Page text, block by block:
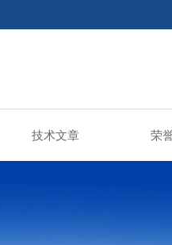
技术文章 荣